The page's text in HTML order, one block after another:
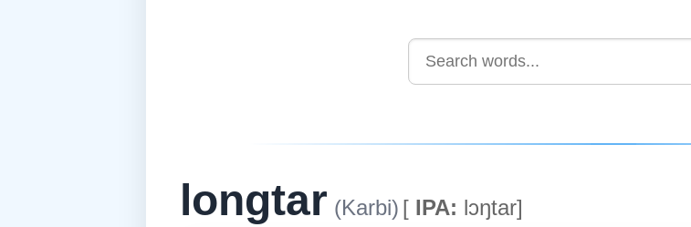
longtar (Karbi) [ IPA: lɔŋtar]